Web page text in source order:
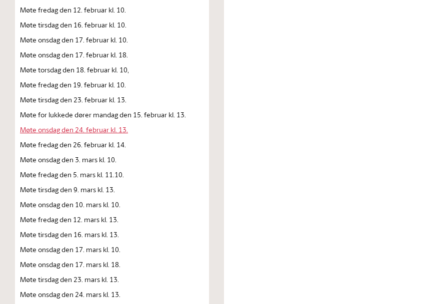
Møte fredag den 12. februar kl. 10.
Møte tirsdag den 16. februar kl. 10.
Møte onsdag den 17. februar kl. 10.
Møte onsdag den 17. februar kl. 18.
Møte torsdag den 18. februar kl. 10,
Møte fredag den 19. februar kl. 10.
Møte tirsdag den 23. februar kl. 13.
Møte for lukkede dører mandag den 15. februar kl. 13.
Møte onsdag den 24. februar kl. 13.
Møte fredag den 26. februar kl. 14.
Møte onsdag den 3. mars kl. 10.
Møte fredag den 5. mars kl. 11.10.
Møte tirsdag den 9. mars kl. 13.
Møte onsdag den 10. mars kl. 10.
Møte fredag den 12. mars kl. 13.
Møte tirsdag den 16. mars kl. 13.
Møte onsdag den 17. mars kl. 10.
Møte onsdag den 17. mars kl. 18.
Møte tirsdag den 23. mars kl. 13.
Møte onsdag den 24. mars kl. 13.